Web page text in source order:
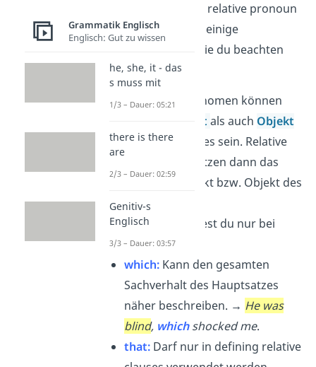
Verwendest du ein relative pronoun
in Englisch, gibt es einige
, die du beachten
solltest:
Alle Relativpronomen können
Subjekt als auch Objekt
des Relativsatzes sein. Relative
pronouns ersetzen dann das
jeweilige Subjekt bzw. Objekt des
Hauptsatzes.
who: Verwendest du nur bei
Personen.
which:Kann den gesamten
Sachverhaltdes Hauptsatzes
näher beschreiben. → He was
blind, whichshocked me.
that: Darf nur in defining relative
Grammatik Englisch
Englisch: Gut zu wissen
he, she, it - das
s muss mit
1/3 – Dauer: 05:21
there is there
are
2/3 – Dauer: 02:59
Genitiv-s
Englisch
3/3 – Dauer: 03:57